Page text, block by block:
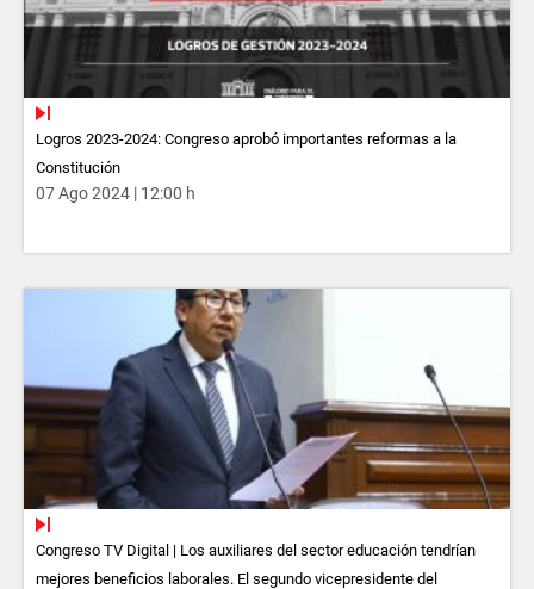
Logros 2023-2024: Congreso aprobó importantes reformas a la
Constitución
07 Ago 2024 | 12:00 h
Congreso TV Digital | Los auxiliares del sector educación tendrían
mejores beneficios laborales. El segundo vicepresidente del